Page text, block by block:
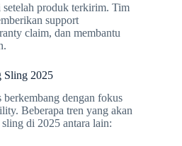
produk terkirim. Tim
support
claim, dan membantu
Sling 2025
dengan fokus
Beberapa tren yang akan
di 2025 antara lain: